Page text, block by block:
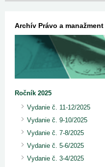
Archív Právo a
Ročník 2025
Vydanie č. 11-12/2025
Vydanie č. 9-10/2025
Vydanie č. 7-8/2025
Vydanie č. 5-6/2025
Vydanie č. 3-4/2025